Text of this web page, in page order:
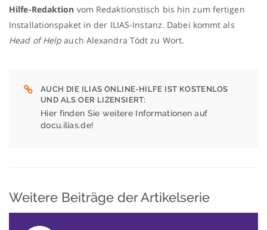
Hilfe-Redaktion vom Redaktionstisch bis hin zum fertigen
Installationspaket in der ILIAS-Instanz. Dabei kommt als
Head of Help auch Alexandra Tödt zu Wort.
AUCH DIE ILIAS ONLINE-HILFE IST KOSTENLOS
UND ALS OER LIZENSIERT
Hier finden Sie weitere Informationen auf
docu.ilias.de!
Weitere Beiträge der Artikelserie